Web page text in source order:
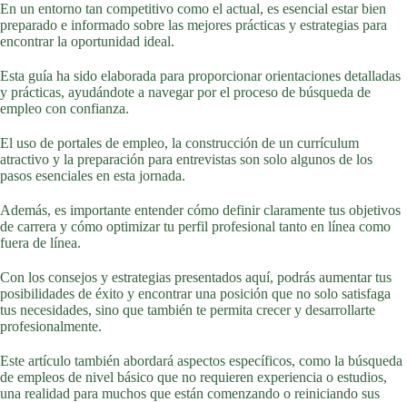
En un entorno tan competitivo como el actual, es esencial estar bien
preparado e informado sobre las mejores prácticas y estrategias para
encontrar la oportunidad ideal.
Esta guía ha sido elaborada para proporcionar orientaciones detalladas
y prácticas, ayudándote a navegar por el proceso de búsqueda de
empleo con confianza.
El uso de portales de empleo, la construcción de un currículum
atractivo y la preparación para entrevistas son solo algunos de los
pasos esenciales en esta jornada.
Además, es importante entender cómo definir claramente tus objetivos
de carrera y cómo optimizar tu perfil profesional tanto en línea como
fuera de línea.
Con los consejos y estrategias presentados aquí, podrás aumentar tus
posibilidades de éxito y encontrar una posición que no solo satisfaga
tus necesidades, sino que también te permita crecer y desarrollarte
profesionalmente.
Este artículo también abordará aspectos específicos, como la búsqueda
de empleos de nivel básico que no requieren experiencia o estudios,
una realidad para muchos que están comenzando o reiniciando sus